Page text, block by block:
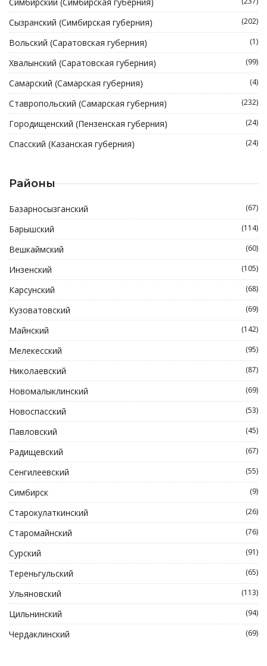
Сызранский (Симбирская губерния) (202)
Вольский (Саратовская губерния) (1)
Хвалынский (Саратовская губерния) (99)
Самарский (Самарская губерния) (4)
Ставропольский (Самарская губерния) (232)
Городищенский (Пензенская губерния) (24)
Спасский (Казанская губерния) (24)
Районы
Базарносызганский (67)
Барышский (114)
Вешкаймский (60)
Инзенский (105)
Карсунский (68)
Кузоватовский (69)
Майнский (142)
Мелекесский (95)
Николаевский (87)
Новомалыклинский (69)
Новоспасский (53)
Павловский (45)
Радищевский (67)
Сенгилеевский (55)
Симбирск (9)
Старокулаткинский (26)
Старомайнский (76)
Сурский (91)
Тереньгульский (65)
Ульяновский (113)
Цильнинский (94)
Чердаклинский (69)